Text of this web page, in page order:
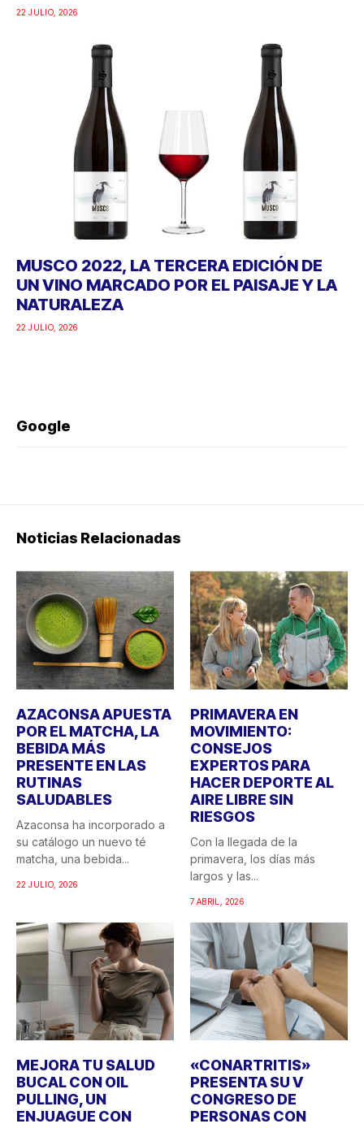
22 JULIO, 2026
MUSCO 2022, LA TERCERA EDICIÓN DE
UN VINO MARCADO POR EL PAISAJE Y LA
NATURALEZA
22 JULIO, 2026
Google
Noticias Relacionadas
AZACONSA APUESTA
POR EL MATCHA, LA
BEBIDA MÁS
PRESENTE EN LAS
RUTINAS
SALUDABLES
Azaconsa ha incorporado a
su catálogo un nuevo té
matcha, una bebida...
22 JULIO, 2026
PRIMAVERA EN
MOVIMIENTO:
CONSEJOS
EXPERTOS PARA
HACER DEPORTE AL
AIRE LIBRE SIN
RIESGOS
Con la llegada de la
primavera, los días más
largos y las...
7 ABRIL, 2026
MEJORA TU SALUD
BUCAL CON OIL
PULLING, UN
ENJUAGUE CON
«CONARTRITIS»
PRESENTA SU V
CONGRESO DE
PERSONAS CON